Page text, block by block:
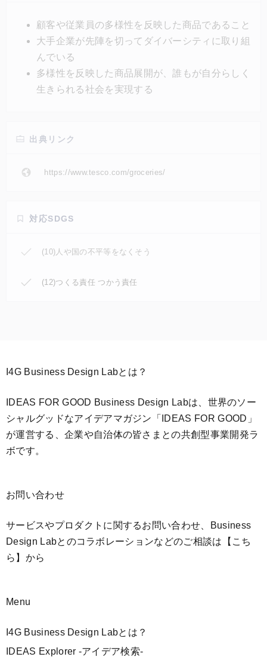
ができる。テスコのニコラ氏は「私たちには大手スー
パーとしてお客様や従業員の多様性を反映した商品を
顧客や従業員の多様性を反映した商品であること
大手企業が先陣を切ってダイバーシティに取り組
んでいる
多様性を反映した商品展開が、誰もが自分らしく
生きられる社会を実現する
出典リンク
https://www.tesco.com/groceries/
対応SDGS
(10)人や国の不平等をなくそう
(12)つくる責任 つかう責任
I4G Business Design Labとは？
IDEAS FOR GOOD Business Design Labは、世界のソー
シャルグッドなアイデアマガジン「IDEAS FOR GOOD」
が運営する、企業や自治体の皆さまとの共創型事業開発ラ
ボです。
お問い合わせ
サービスやプロダクトに関するお問い合わせ、Business
Design Labとのコラボレーションなどのご相談は 【こち
ら】 から
Menu
I4G Business Design Labとは？
IDEAS Explorer -アイデア検索-